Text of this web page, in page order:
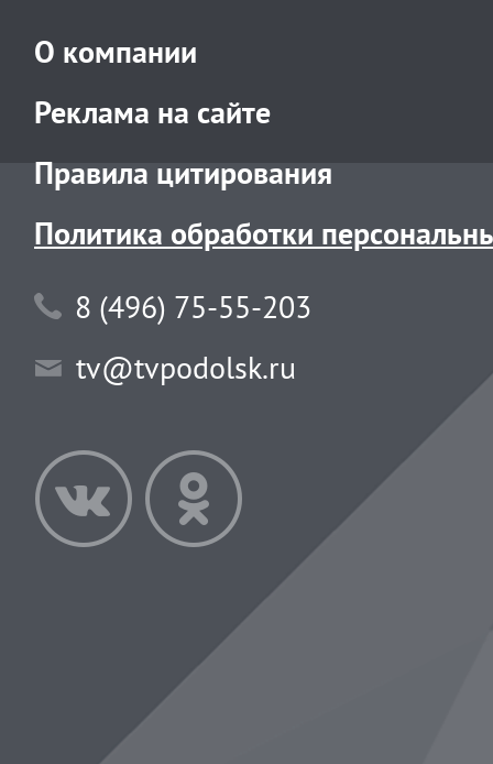
О компании
Реклама на сайте
Правила цитирования
Политика обработки
8 (496) 75-55-203
tv@tvpodolsk.ru